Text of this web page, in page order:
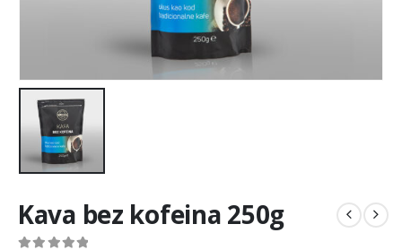
Kava bez kofeina 250g